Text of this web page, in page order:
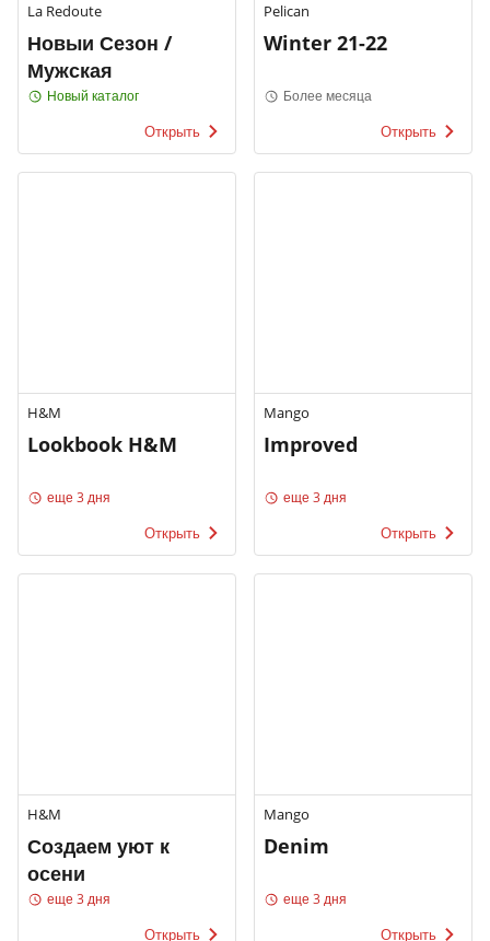
La Redoute
Новыи Сезон /
Мужская
Новый каталог
Открыть
Pelican
Winter 21-22
Более месяца
Открыть
H&M
Lookbook H&M
еще 3 дня
Открыть
Mango
Improved
еще 3 дня
Открыть
H&M
Создаем уют к
осени
еще 3 дня
Открыть
Mango
Denim
еще 3 дня
Открыть